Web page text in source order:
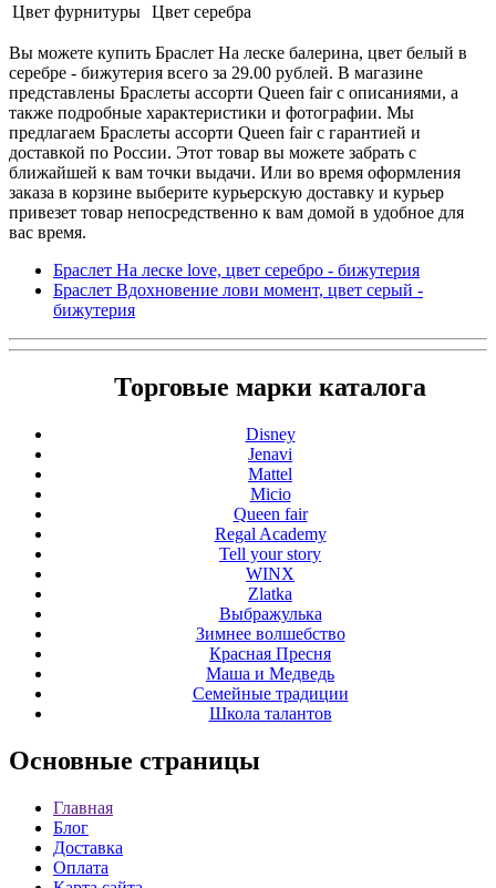
Цвет фурнитуры Цвет серебра
Вы можете купить Браслет На леске балерина, цвет белый в
серебре - бижутерия всего за 29.00 рублей. В магазине
представлены Браслеты ассорти Queen fair с описаниями, а
также подробные характеристики и фотографии. Мы
предлагаем Браслеты ассорти Queen fair с гарантией и
доставкой по России. Этот товар вы можете забрать с
ближайшей к вам точки выдачи. Или во время оформления
заказа в корзине выберите курьерскую доставку и курьер
привезет товар непосредственно к вам домой в удобное для
вас время.
Браслет На леске love, цвет серебро - бижутерия
Браслет Вдохновение лови момент, цвет серый -
бижутерия
Торговые марки каталога
Disney
Jenavi
Mattel
Micio
Queen fair
Regal Academy
Tell your story
WINX
Zlatka
Выбражулька
Зимнее волшебство
Красная Пресня
Маша и Медведь
Семейные традиции
Школа талантов
Основные страницы
Главная
Блог
Доставка
Оплата